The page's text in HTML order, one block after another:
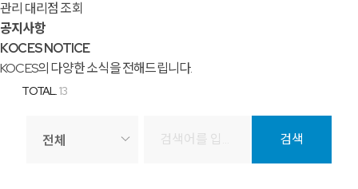
관리 대리점 조회
공지사항
KOCES NOTICE
KOCES의 다양한 소식을 전해드립니다.
TOTAL.13